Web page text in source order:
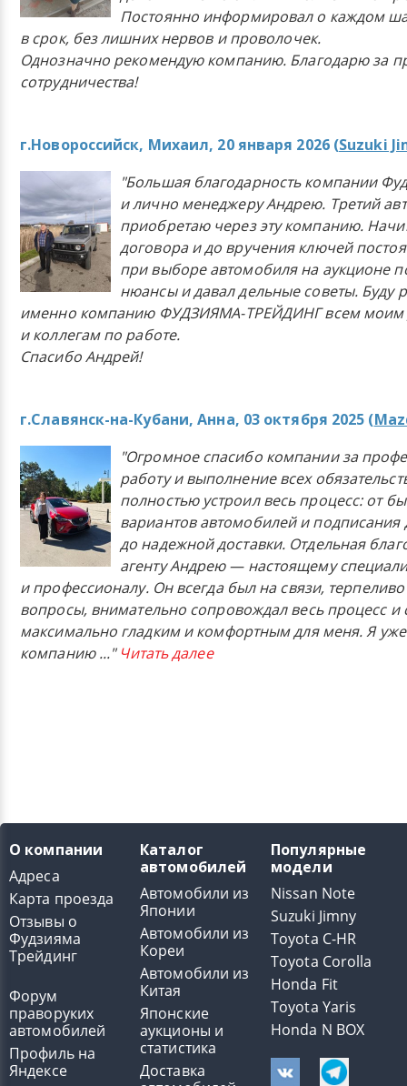
Постоянно информировал о каждом
в срок, без лишних нервов и проволочек.
Однозначно рекомендую компанию. Благодарю за
сотрудничества!
г.Новороссийск, Михаил, 20 января 2026 (Suzuki
"Большая благодарность компании
и лично менеджеру Андрею. Третий
приобретаю через эту компанию.
договора и до вручения ключей
при выборе автомобиля на аукционе
нюансы и давал дельные советы. Буду
именно компанию ФУДЗИЯМА-ТРЕЙДИНГ всем моим
и коллегам по работе.
Спасибо Андрей!
г.Славянск-на-Кубани, Анна, 03 октября 2025 (
"Огромное спасибо компании за
работу и выполнение всех
полностью устроил весь процесс: от
вариантов автомобилей и подписания
до надежной доставки. Отдельная
агенту Андрею — настоящему
и профессионалу. Он всегда был на связи,
вопросы, внимательно сопровождал весь процесс и
максимально гладким и комфортным для меня. Я
компанию..." Читать далее
О компании
Адреса
Карта проезда
Отзывы о
Фудзияма
Трейдинг
Форум
праворуких
автомобилей
Профиль на
Яндексе
Каталог
автомобилей
Автомобили из
Японии
Автомобили из
Кореи
Автомобили из
Китая
Японские
аукционы и
статистика
Доставка
Популярные
модели
Nissan Note
Suzuki Jimny
Toyota C-HR
Toyota Corolla
Honda Fit
Toyota Yaris
Honda N BOX